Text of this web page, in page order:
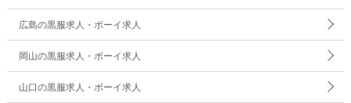
広島の黒服求人・ボーイ求人
岡山の黒服求人・ボーイ求人
山口の黒服求人・ボーイ求人